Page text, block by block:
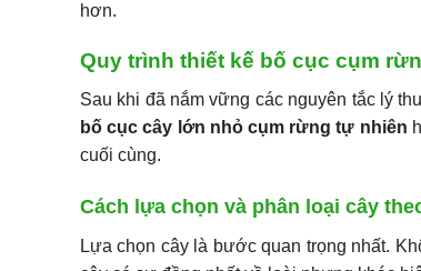
hơn.
Quy trình thiết kế bố cục cụm
Sau khi đã nắm vững các nguyên tắc lý
bố cục cây lớn nhỏ cụm rừng tự nhiên
cuối cùng.
Cách lựa chọn và phân loại cây
Lựa chọn cây là bước quan trọng nhất.